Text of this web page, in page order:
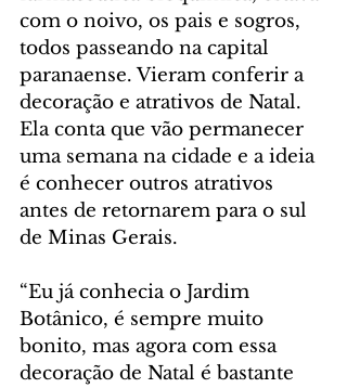
com o noivo, os pais e sogros,
todos passeando na capital
paranaense. Vieram conferir a
decoração e atrativos de Natal.
Ela conta que vão permanecer
uma semana na cidade e a ideia
é conhecer outros atrativos
antes de retornarem para o sul
de Minas Gerais.
“Eu já conhecia o Jardim
Botânico, é sempre muito
bonito, mas agora com essa
decoração de Natal é bastante